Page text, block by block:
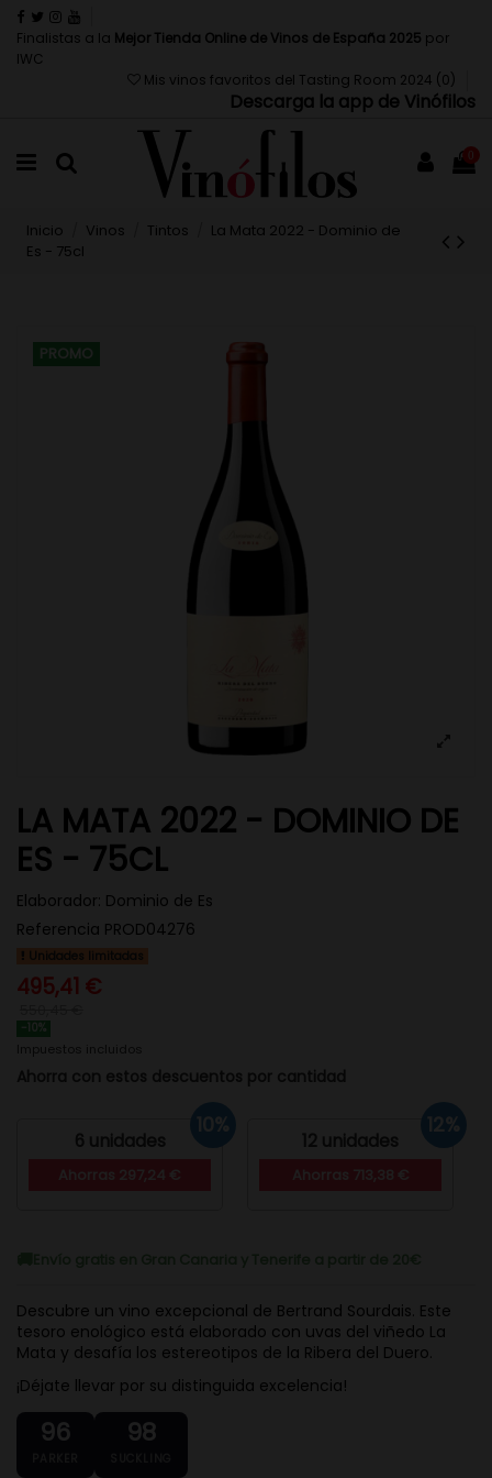
Finalistas a la Mejor Tienda Online de Vinos de España 2025 por
IWC
Mis vinos favoritos del Tasting Room 2024 (0 )
Descarga la app de Vinófilos
0
Inicio Vinos Tintos
La Mata 2022 - Dominio de
Es - 75cl
PROMO
LA MATA 2022 - DOMINIO DE
ES - 75CL
Elaborador: Dominio de Es
Referencia PROD04276
Unidades limitadas
495,41 €
-10%
Impuestos incluidos
Ahorra con estos descuentos por cantidad
6 unidades
10%
12 unidades
12%
Descubre un vino excepcional de Bertrand Sourdais. Este
tesoro enológico está elaborado con uvas del viñedo La
Mata y desafía los estereotipos de la Ribera del Duero.
¡Déjate llevar por su distinguida excelencia!
96 98